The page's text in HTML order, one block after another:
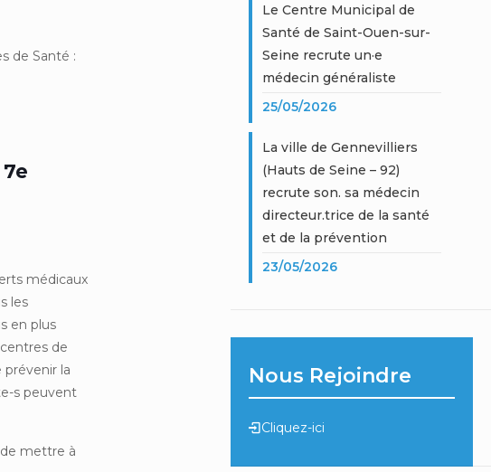
de Santé :
médicaux
les
en plus
de
la
s peuvent
mettre à
Le Centre Municipal de
Santé de Saint-Ouen-sur-
Seine recrute un·e
médecin généraliste
25/05/2026
La ville de Gennevilliers
(Hauts de Seine – 92)
recrute son. sa médecin
directeur.trice de la santé
et de la prévention
23/05/2026
Nous Rejoindre
Cliquez-ici